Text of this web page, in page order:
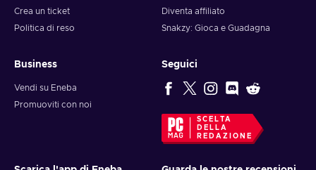
Crea un ticket
Politica di reso
Diventa affiliato
Snakzy: Gioca e Guadagna
Business
Vendi su Eneba
Promuoviti con noi
Seguici
SCELTA
DELLA
REDAZIONE